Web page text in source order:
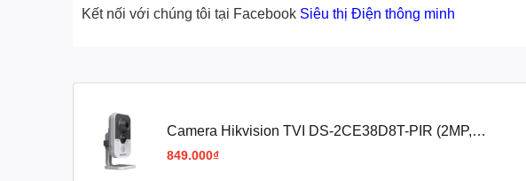
Kết nối với chúng tôi tại Facebook Siêu thị Điện thông minh
Camera Hikvision TVI DS-2CE38D8T-PIR (2MP,
Cube liền MIC)
849.000₫